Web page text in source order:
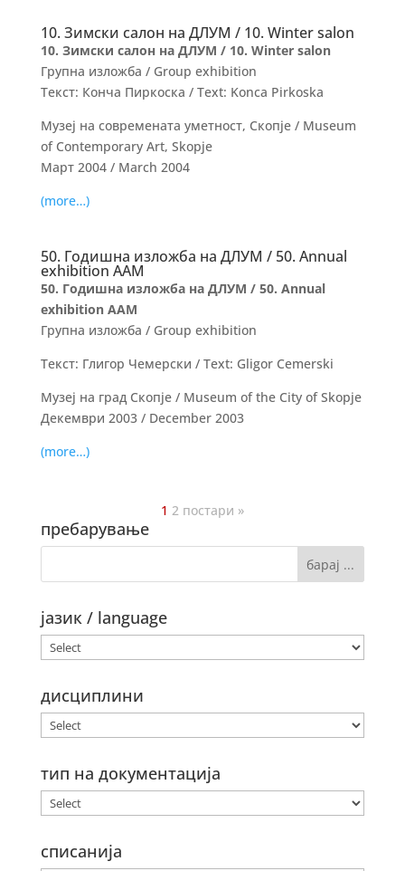
10. Зимски салон на ДЛУМ / 10. Winter salon
10. Зимски салон на ДЛУМ / 10. Winter salon
Групна изложба / Group exhibition
Текст: Конча Пиркоска / Text: Konca Pirkoska
Музеј на современата уметност, Скопје / Museum
of Contemporary Art, Skopje
Март 2004 / March 2004
(more…)
50. Годишна изложба на ДЛУМ / 50. Annual
exhibition AAM
50. Годишна изложба на ДЛУМ / 50. Annual
exhibition AAM
Групна изложба / Group exhibition
Текст: Глигор Чемерски / Text: Gligor Cemerski
Музеј на град Скопје / Museum of the City of Skopje
Декември 2003 / December 2003
(more…)
1 2 постари »
пребарување
јазик / language
дисциплини
тип на документација
списанија